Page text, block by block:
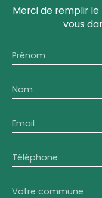
Merci de remplir
vous
Prénom
Nom
Email
Téléphone
Votre commune